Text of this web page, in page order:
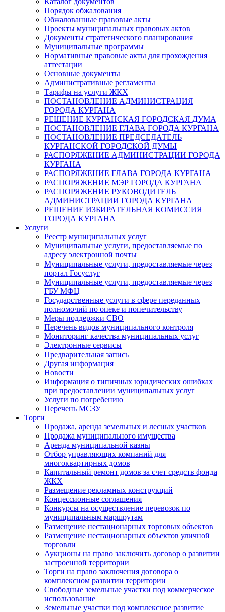
Порядок обжалования
Обжалованные правовые акты
Проекты муниципальных правовых актов
Документы стратегического планирования
Муниципальные программы
Нормативные правовые акты для прохождения
аттестации
Основные документы
Административные регламенты
Тарифы на услуги ЖКХ
ПОСТАНОВЛЕНИЕ АДМИНИСТРАЦИЯ
ГОРОДА КУРГАНА
РЕШЕНИЕ КУРГАНСКАЯ ГОРОДСКАЯ ДУМА
ПОСТАНОВЛЕНИЕ ГЛАВА ГОРОДА КУРГАНА
ПОСТАНОВЛЕНИЕ ПРЕДСЕДАТЕЛЬ
КУРГАНСКОЙ ГОРОДСКОЙ ДУМЫ
РАСПОРЯЖЕНИЕ АДМИНИСТРАЦИИ ГОРОДА
КУРГАНА
РАСПОРЯЖЕНИЕ ГЛАВА ГОРОДА КУРГАНА
РАСПОРЯЖЕНИЕ МЭР ГОРОДА КУРГАНА
РАСПОРЯЖЕНИЕ РУКОВОДИТЕЛЬ
АДМИНИСТРАЦИИ ГОРОДА КУРГАНА
РЕШЕНИЕ ИЗБИРАТЕЛЬНАЯ КОМИССИЯ
ГОРОДА КУРГАНА
Услуги
Реестр муниципальных услуг
Муниципальные услуги, предоставляемые по
адресу электронной почты
Муниципальные услуги, предоставляемые через
портал Госуслуг
Муниципальные услуги, предоставляемые через
ГБУ МФЦ
Государственные услуги в сфере переданных
полномочий по опеке и попечительству
Меры поддержки СВО
Перечень видов муниципального контроля
Мониторинг качества муниципальных услуг
Электронные сервисы
Предварительная запись
Другая информация
Новости
Информация о типичных юридических ошибках
при предоставлении муниципальных услуг
Услуги по погребению
Перечень МСЗУ
Торги
Продажа, аренда земельных и лесных участков
Продажа муниципального имущества
Аренда муниципальной казны
Отбор управляющих компаний для
многоквартирных домов
Капитальный ремонт домов за счет средств фонда
ЖКХ
Размещение рекламных конструкций
Концессионные соглашения
Конкурсы на осуществление перевозок по
муниципальным маршрутам
Размещение нестационарных торговых объектов
Размещение нестационарных объектов уличной
торговли
Аукционы на право заключить договор о развитии
застроенной территории
Торги на право заключения договора о
комплексном развитии территории
Свободные земельные участки под коммерческое
использование
Земельные участки под комплексное развитие